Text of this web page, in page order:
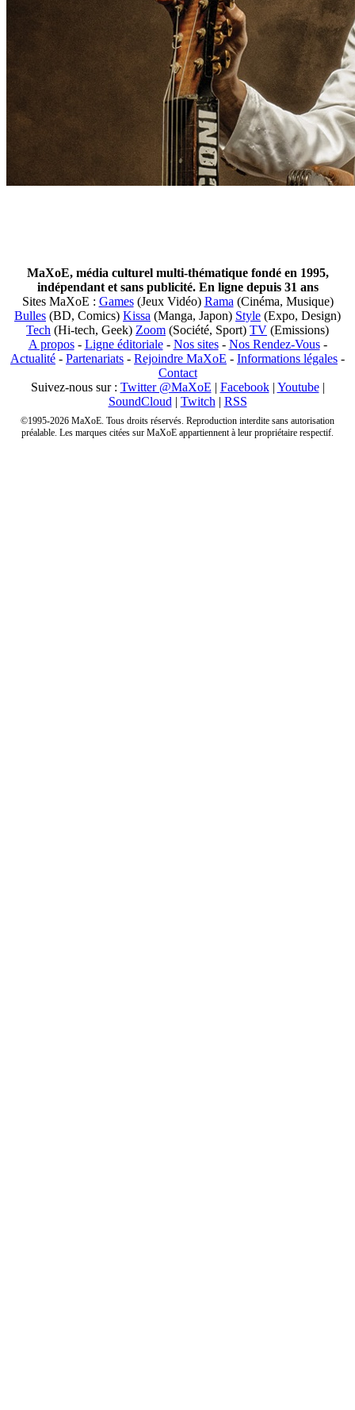
MaXoE, média culturel multi-thématique fondé en 1995,
indépendant et sans publicité. En ligne depuis 31 ans
Sites MaXoE : Games(Jeux Vidéo) Rama (Cinéma, Musique)
Bulles (BD, Comics) Kissa (Manga, Japon) Style (Expo, Design)
Tech (Hi-tech, Geek) Zoom (Société, Sport) TV (Emissions)
A propos- Ligne éditoriale- Nos sites- Nos Rendez-Vous-
Actualité - Partenariats - Rejoindre MaXoE - Informations légales -
Contact
Suivez-nous sur : Twitter @MaXoE | Facebook| Youtube|
SoundCloud | Twitch | RSS
©1995-2026 MaXoE. Tous droits réservés. Reproduction interdite sans autorisation
préalable. Les marques citées sur MaXoE appartiennent à leur propriétaire respectif.